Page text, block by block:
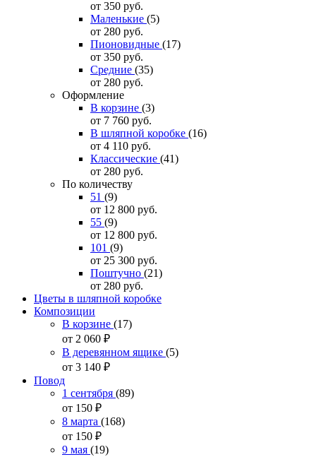
от 350 руб.
Маленькие (5)
от 280 руб.
Пионовидные (17)
от 350 руб.
Средние (35)
от 280 руб.
Оформление
В корзине (3)
от 7 760 руб.
В шляпной коробке (16)
от 4 110 руб.
Классические (41)
от 280 руб.
По количеству
51 (9)
от 12 800 руб.
55 (9)
от 12 800 руб.
101 (9)
от 25 300 руб.
Поштучно (21)
от 280 руб.
Цветы в шляпной коробке
Композиции
В корзине (17)
от 2 060 ₽
В деревянном ящике (5)
от 3 140 ₽
Повод
1 сентября (89)
от 150 ₽
8 марта (168)
от 150 ₽
9 мая (19)